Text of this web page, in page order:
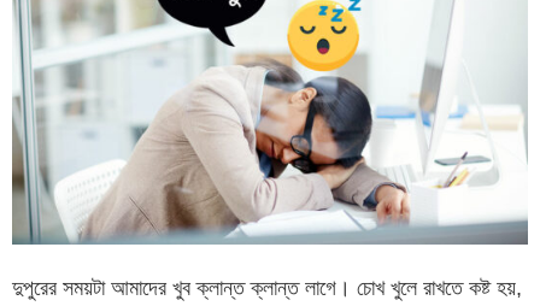
দুপুরের সময়টা আমাদের খুব ক্লান্ত ক্লান্ত লাগে। চোখ খুলে রাখতে কষ্ট হয়,